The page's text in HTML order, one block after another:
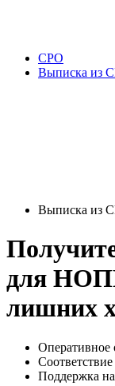
СРО
Выписка из
Выписка из
для
лишних
Оперативное
Поддержка